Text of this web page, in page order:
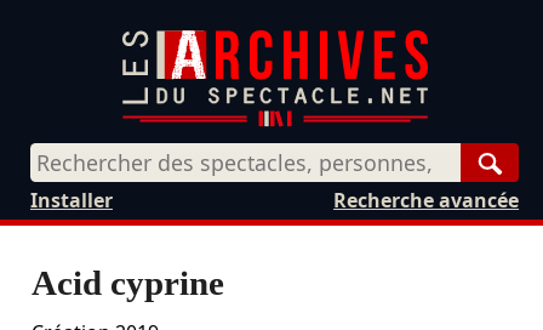
Recherche avancée
Installer
Acid cyprine